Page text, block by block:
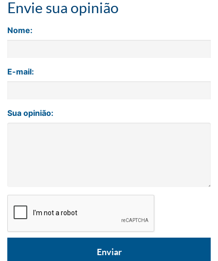
Envie sua opinião
Nome:
E-mail:
Sua opinião: